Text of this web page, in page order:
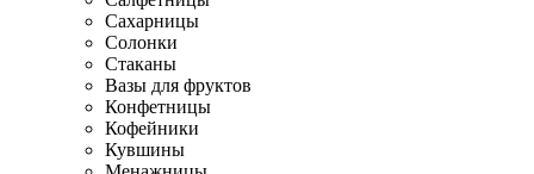
Сахарницы
Солонки
Стаканы
Вазы для фруктов
Конфетницы
Кофейники
Кувшины